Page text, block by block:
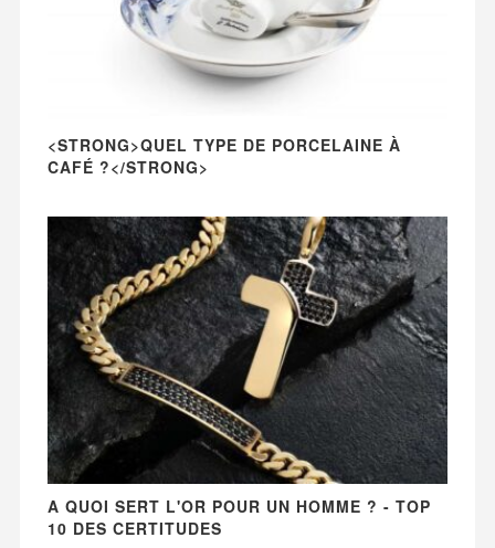
<STRONG>QUEL TYPE DE PORCELAINE À
CAFÉ ?</STRONG>
A QUOI SERT L'OR POUR UN HOMME ? - TOP
10 DES CERTITUDES